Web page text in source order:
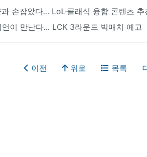
손잡았다… LoL·클래식 융합 콘텐츠 추
이 만난다… LCK 3라운드 빅매치 예고
이전 위로 목록